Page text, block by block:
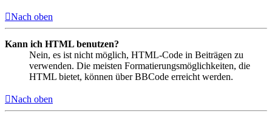
Nach oben
Kann ich HTML benutzen?
Nein, es ist nicht möglich, HTML-Code in Beiträgen zu
verwenden. Die meisten Formatierungsmöglichkeiten, die
HTML bietet, können über BBCode erreicht werden.
Nach oben